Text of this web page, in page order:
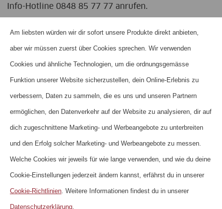
Info-Hotline 0848 85 77 77 anrufen.
HOME
ÜBER UNS
KONTAKT
HÄUFIGE FRAGEN
NEWSLETTER
NUTZUNGSBEDINGUNGEN
DATENSCHUTZERKLÄRUNG
Am liebsten würden wir dir sofort unsere Produkte direkt anbieten,
aber wir müssen zuerst über Cookies sprechen. Wir verwenden
Cookies und ähnliche Technologien, um die ordnungsgemässe
Funktion unserer Website sicherzustellen, dein Online-Erlebnis zu
verbessern, Daten zu sammeln, die es uns und unseren Partnern
ermöglichen, den Datenverkehr auf der Website zu analysieren, dir auf
dich zugeschnittene Marketing- und Werbeangebote zu unterbreiten
und den Erfolg solcher Marketing- und Werbeangebote zu messen.
Welche Cookies wir jeweils für wie lange verwenden, und wie du deine
Cookie-Einstellungen jederzeit ändern kannst, erfährst du in unserer
Cookie-Richtlinien. Weitere Informationen findest du in unserer
Datenschutzerklärung.